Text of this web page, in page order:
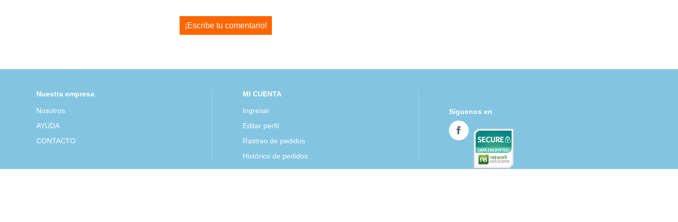
¡Escribe tu comentario!
Nuestra empresa
Nosotros
AYUDA
CONTACTO
MI CUENTA
Ingresar
Editar perfil
Rastreo de pedidos
Histórico de pedidos
Síguenos en